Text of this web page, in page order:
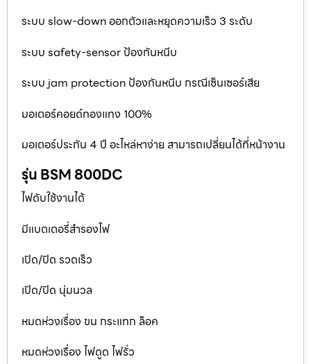
ระบบ slow-down ออกตัวและหยุดความเร็ว 3 ระดับ
ระบบ safety-sensor ป้องกันหนีบ
ระบบ jam protection ป้องกันหนีบ กรณีเซ็นเซอร์เสีย
มอเตอร์คอยด์ทองแทง 100%
มอเตอร์ประกัน 4 ปี อะไหล่หาง่าย สามารถเปลี่ยนได้ที่หน้างาน
รุ่น BSM 800DC
ไฟดับใช้งานได้
มีแบตเตอรี่สำรองไฟ
เปิด/ปิด รวดเร็ว
เปิด/ปิด นุ่มนวล
หมดห่วงเรื่อง ขน กระแทก ล็อค
หมดห่วงเรื่อง ไฟดูด ไฟรั่ว